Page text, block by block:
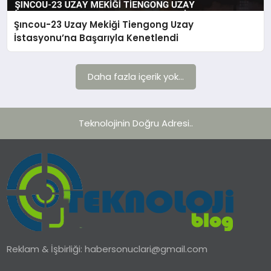
TEKNOLOJI
Şıncou-23 Uzay Mekiği Tiengong Uzay
İstasyonu’na Başarıyla Kenetlendi
Daha fazla içerik yok...
Teknolojinin Doğru Adresi..
Reklam & İşbirliği:habersonuclari@gmail.com